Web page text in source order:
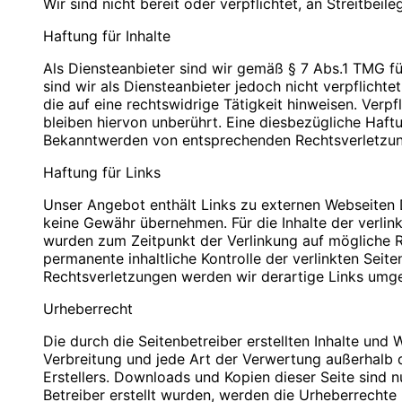
PLZ/Ort: 12529 Schönefeld
E-Mail: info@blauweb.de
Telefon: 03379 591001
Telefax: 03379 591 002
Mobil: 0176 277 50500
Umsatzsteuer-Identifikationsnummer gemäß § 27 a
DE 283623660
Inhaber: Christian Hinzmann
Verantwortlich für den Inhalt nach § 55 Abs. 2
Name: Christian Hinzmann
Strasse: Friedhofsweg 5
PLZ/Ort: 12529 Schönefeld
Mobil: 0176 277 50500
Quellenangaben für die verwendeten Bilder und
Auto-Ankauf Zeitz
PLZ/Ort: 12529 Schönefeld
Mobil: 0176 277 50500
Cookies
Zur besseren Benutzerführung setzen wir Cookies
Bestimmte Seiten sind ohne deren Einsatz nicht
Datenverarbeitung nach Art. 6 Abs. 1 lit. f DSGVO
bieten die Einstellungsmöglichkeit, Cookies nicht
und Cookies nur im Einzelfall erlauben, die
aktivieren. Es ist nicht gewährleistet, dass Sie auf
Einstellungen vornehmen.
zukommen lassen zu können, benötigen wir
Zwecke. Rechtsgrundlage für die Verarbeitung der
werden, ist Art. 6 Abs. 1 lit. f DSGVO.
Wir sind nicht bereit oder verpflichtet, an
Haftung für Inhalte
Als Diensteanbieter sind wir gemäß § 7 Abs.1 TMG
sind wir als Diensteanbieter jedoch nicht
die auf eine rechtswidrige Tätigkeit hinweisen.
bleiben hiervon unberührt. Eine diesbezügliche
Bekanntwerden von entsprechenden
Haftung für Links
Unser Angebot enthält Links zu externen
keine Gewähr übernehmen. Für die Inhalte der
wurden zum Zeitpunkt der Verlinkung auf mögliche
permanente inhaltliche Kontrolle der verlinkten
Rechtsverletzungen werden wir derartige Links
Urheberrecht
Die durch die Seitenbetreiber erstellten Inhalte und
Verbreitung und jede Art der Verwertung
Erstellers. Downloads und Kopien dieser Seite
Betreiber erstellt wurden, werden die